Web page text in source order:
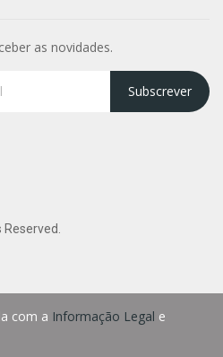
as novidades.
Subscrever
com a Informação Legal e